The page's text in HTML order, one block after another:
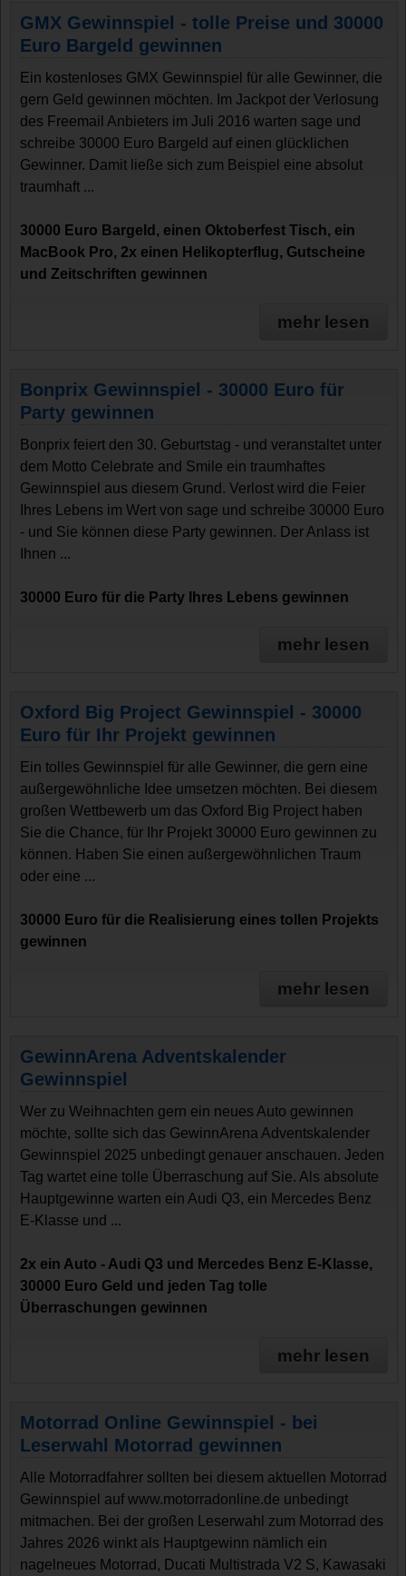
GMX Gewinnspiel - tolle Preise und 30000
Euro Bargeld gewinnen
Ein kostenloses GMX Gewinnspiel für alle Gewinner, die
gern Geld gewinnen möchten. Im Jackpot der Verlosung
des Freemail Anbieters im Juli 2016 warten sage und
schreibe 30000 Euro Bargeld auf einen glücklichen
Gewinner. Damit ließe sich zum Beispiel eine absolut
traumhaft ...
30000 Euro Bargeld, einen Oktoberfest Tisch, ein
MacBook Pro, 2x einen Helikopterflug, Gutscheine
und Zeitschriften gewinnen
mehr lesen
Bonprix Gewinnspiel - 30000 Euro für
Party gewinnen
Bonprix feiert den 30. Geburtstag - und veranstaltet unter
dem Motto Celebrate and Smile ein traumhaftes
Gewinnspiel aus diesem Grund. Verlost wird die Feier
Ihres Lebens im Wert von sage und schreibe 30000 Euro
- und Sie können diese Party gewinnen. Der Anlass ist
Ihnen ...
30000 Euro für die Party Ihres Lebens gewinnen
mehr lesen
Oxford Big Project Gewinnspiel - 30000
Euro für Ihr Projekt gewinnen
Ein tolles Gewinnspiel für alle Gewinner, die gern eine
außergewöhnliche Idee umsetzen möchten. Bei diesem
großen Wettbewerb um das Oxford Big Project haben
Sie die Chance, für Ihr Projekt 30000 Euro gewinnen zu
können. Haben Sie einen außergewöhnlichen Traum
oder eine ...
30000 Euro für die Realisierung eines tollen Projekts
gewinnen
mehr lesen
GewinnArena Adventskalender
Gewinnspiel
Wer zu Weihnachten gern ein neues Auto gewinnen
möchte, sollte sich das GewinnArena Adventskalender
Gewinnspiel 2025 unbedingt genauer anschauen. Jeden
Tag wartet eine tolle Überraschung auf Sie. Als absolute
Hauptgewinne warten ein Audi Q3, ein Mercedes Benz
E-Klasse und ...
2x ein Auto - Audi Q3 und Mercedes Benz E-Klasse,
30000 Euro Geld und jeden Tag tolle
Überraschungen gewinnen
mehr lesen
Motorrad Online Gewinnspiel - bei
Leserwahl Motorrad gewinnen
Alle Motorradfahrer sollten bei diesem aktuellen Motorrad
Gewinnspiel auf www.motorradonline.de unbedingt
mitmachen. Bei der großen Leserwahl zum Motorrad des
Jahres 2026 winkt als Hauptgewinn nämlich ein
nagelneues Motorrad, Ducati Multistrada V2 S, Kawasaki